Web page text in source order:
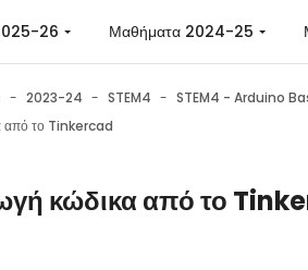
26 Μαθήματα 2024-25
2023-24 STEM4
από το Tinkercad
κώδικα από το